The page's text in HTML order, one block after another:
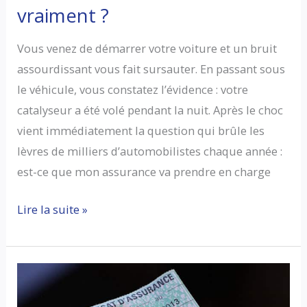
vraiment ?
Vous venez de démarrer votre voiture et un bruit
assourdissant vous fait sursauter. En passant sous
le véhicule, vous constatez l’évidence : votre
catalyseur a été volé pendant la nuit. Après le choc
vient immédiatement la question qui brûle les
lèvres de milliers d’automobilistes chaque année :
est-ce que mon assurance va prendre en charge
Vol
catalyseur
l’assurance
Lire la suite »